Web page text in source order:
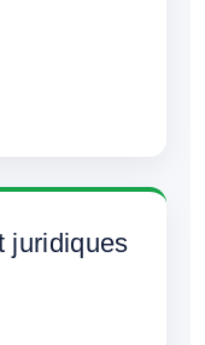
juridiques